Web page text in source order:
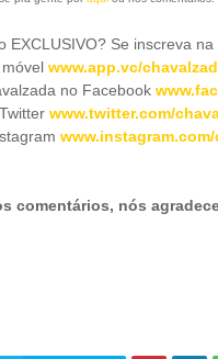
EXCLUSIVO? Se inscreva
l www.app.vc/
no Facebook
www.twitter.com/
comentários, nós